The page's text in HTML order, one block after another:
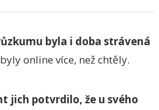
byla i doba strávená
online více, než chtěly.
jich potvrdilo, že u svého